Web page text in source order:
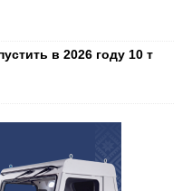
в 2026 году 10 т